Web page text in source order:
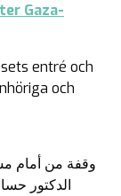
Gaza-
entré och
och
وقفة من أمام
الدكتور